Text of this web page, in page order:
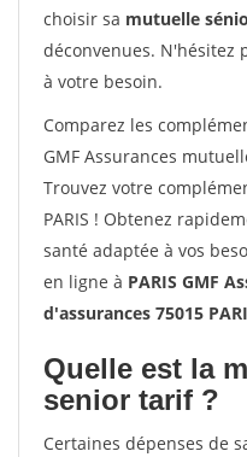
choisir sa mutuelle
déconvenues. N'hésitez
à votre besoin.
Comparez les
GMF Assurances
Trouvez votre
PARIS ! Obtenez
santé adaptée à vos
en ligne à PARIS GMF
d'assurances 75015
Quelle est la
senior tarif ?
Certaines dépenses de